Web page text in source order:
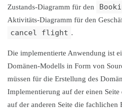
Zustands-Diagramm für den
Aktivitäts-Diagramm für den
cancel flight .
Die implementierte Anwendung ist
Domänen-Modells in Form von
müssen für die Erstellung des
Implementierung auf der einen
auf der anderen Seite die fachlichen